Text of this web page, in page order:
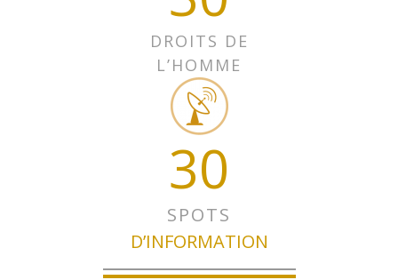
DROITS DE
L’HOMME
30
SPOTS
D’INFORMATION